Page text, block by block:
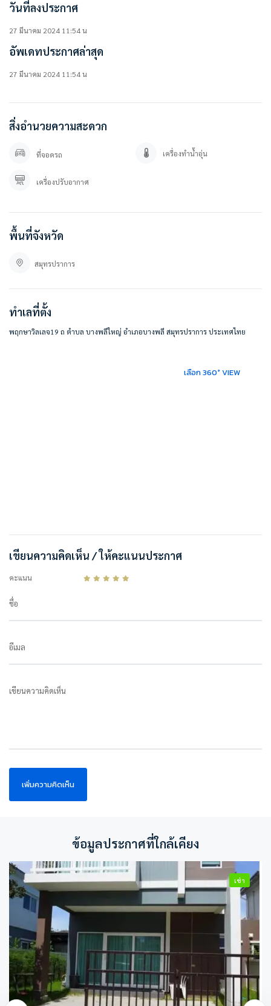
• สนามบินสุวรรณภูมิ
• แม็คโคร
คุณปลา 0 8 0 – 9 8 9 9 5 9 5
Line OA. : @besthome (ใส่ @ ข้างหน้าด้วยนะคะ)
besthomecondocenter.com/contact-us/
บริการรับฝากขาย/เช่า บ้าน คอนโด
ที่ตั้ง :
JMHW+JH 10 ถ ตำบล บางพลีใหญ่ อำเภอบางพลี สมุทรปราการ 10540
วันที่ลงประกาศ
27 มีนาคม 2024 11:54 น
อัพเดทประกาศล่าสุด
27 มีนาคม 2024 11:54 น
สิ่งอำนวยความสะดวก
ที่จอดรถ เครื่องทำน้ำอุ่น
เครื่องปรับอากาศ
พื้นที่จังหวัด
สมุทรปราการ
ทำเลที่ตั้ง
พฤกษาวิลเลจ19 ถ ตำบล บางพลีใหญ่ อำเภอบางพลี สมุทรปราการ ประเทศไทย
เลือก 360° VIEW
เขียนความคิดเห็น / ให้คะแนนประกาศ
คะแนน
ชื่อ
อีเมล
เขียนความคิดเห็น
ข้อมูลประกาศที่ใกล้เคียง
เช่า